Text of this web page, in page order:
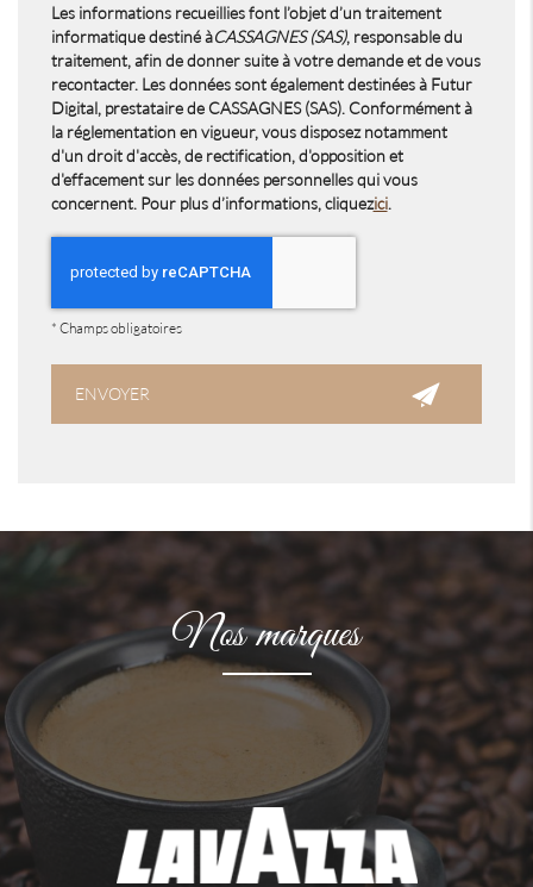
Les informations recueillies font l’objet d’un traitement
informatique destiné àCASSAGNES (SAS), responsable du
traitement, afin de donner suite à votre demande et de vous
recontacter. Les données sont également destinées à Futur
Digital, prestataire de CASSAGNES (SAS). Conformément à
la réglementation en vigueur, vous disposez notamment
d'un droit d'accès, de rectification, d'opposition et
d'effacement sur les données personnelles qui vous
concernent. Pour plus d’informations, cliquezici.
* Champs obligatoires
Nos marques